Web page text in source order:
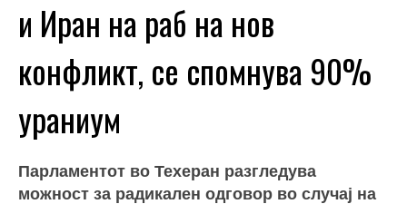
и Иран на раб на нов
конфликт, се спомнува 90%
ураниум
Парламентот во Техеран разгледува
можност за радикален одговор во случај на